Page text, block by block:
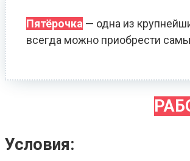
Пятёрочка — одна из
всегда можно приобрести
Условия: